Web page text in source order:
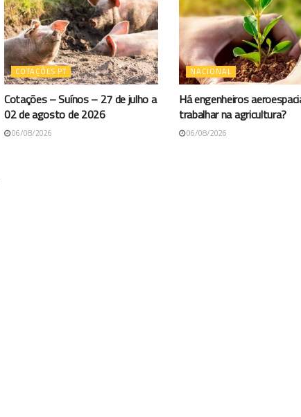
COTAÇÕES PT
Cotações – Suínos – 27 de julho a
02 de agosto de 2026
06/08/2026
NACIONAL
Há engenheiros
trabalhar na agricultura?
06/08/2026